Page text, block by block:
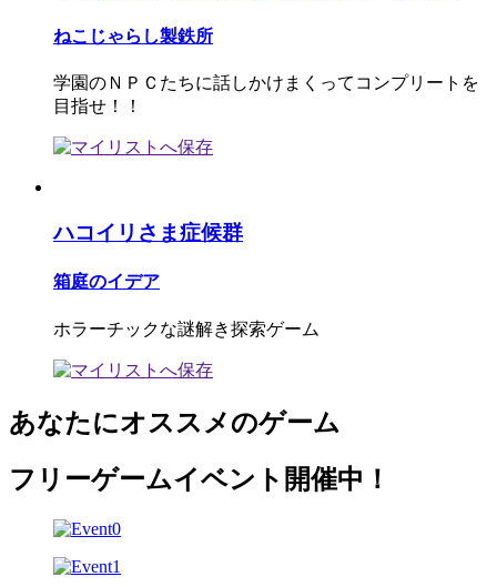
ねこじゃらし製鉄所
学園のＮＰＣたちに話しかけまくってコンプリートを
目指せ！！
ハコイリさま症候群
箱庭のイデア
ホラーチックな謎解き探索ゲーム
あなたにオススメのゲーム
フリーゲームイベント開催中！